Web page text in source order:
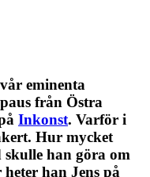
eminenta
från Östra
Inkonst. Varför i
Hur mycket
han göra om
han Jens på